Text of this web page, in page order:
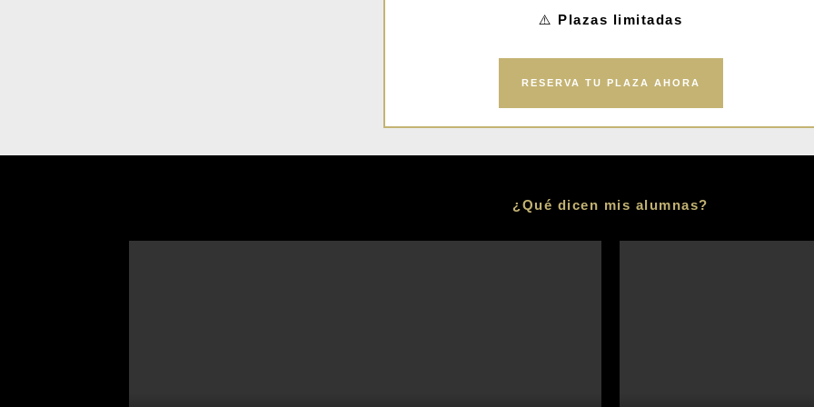
⚠️ Plazas limitadas
RESERVA TU PLAZA AHORA
¿Qué dicen mis alumnas?